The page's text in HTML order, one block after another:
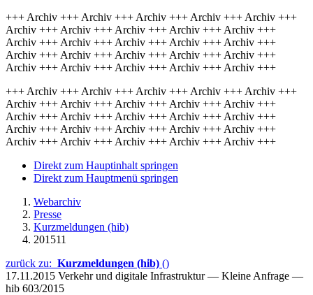
+++ Archiv +++ Archiv +++ Archiv +++ Archiv +++ Archiv +++
Archiv +++ Archiv +++ Archiv +++ Archiv +++ Archiv +++
Archiv +++ Archiv +++ Archiv +++ Archiv +++ Archiv +++
Archiv +++ Archiv +++ Archiv +++ Archiv +++ Archiv +++
Archiv +++ Archiv +++ Archiv +++ Archiv +++ Archiv +++
+++ Archiv +++ Archiv +++ Archiv +++ Archiv +++ Archiv +++
Archiv +++ Archiv +++ Archiv +++ Archiv +++ Archiv +++
Archiv +++ Archiv +++ Archiv +++ Archiv +++ Archiv +++
Archiv +++ Archiv +++ Archiv +++ Archiv +++ Archiv +++
Archiv +++ Archiv +++ Archiv +++ Archiv +++ Archiv +++
Direkt zum Hauptinhalt springen
Direkt zum Hauptmenü springen
Webarchiv
Presse
Kurzmeldungen (hib)
201511
zurück zu: Kurzmeldungen (hib) ()
17.11.2015 Verkehr und digitale Infrastruktur — Kleine Anfrage —
hib 603/2015